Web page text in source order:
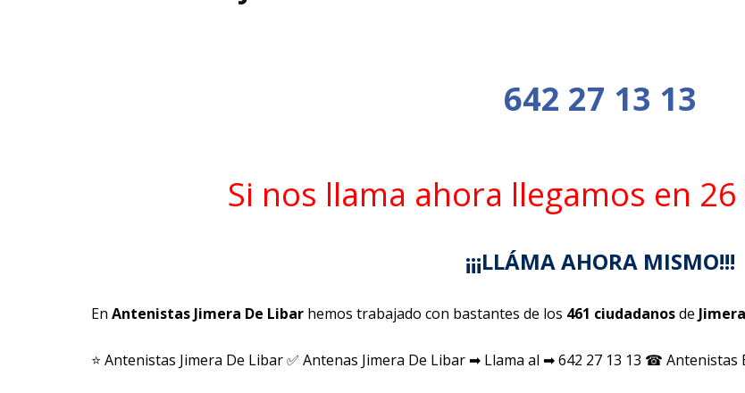
642 27 13 13
Si nos llama ahora llegamos en
¡¡¡LLÁMA AHORA MISMO!!!
En Antenistas Jimera De Libar hemos trabajado con bastantes de los 461 ciudadanosde
⭐ Antenistas Jimera De Libar ✅ Antenas Jimera De Libar ➡ Llama al ➡ 642 27 13 13 ☎